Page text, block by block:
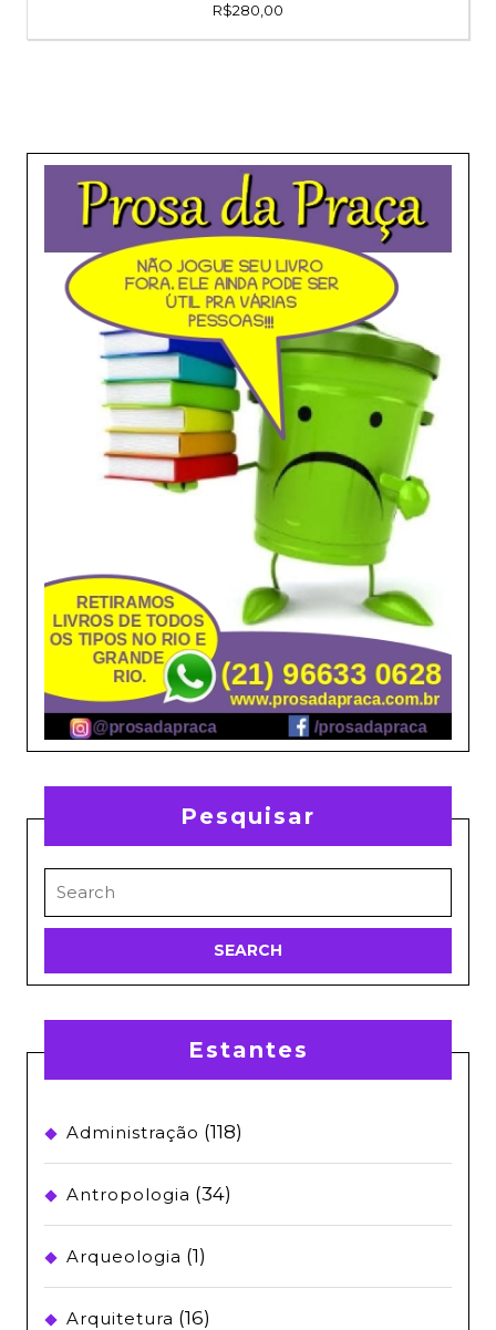
R$280,00
Pesquisar
for:
Estantes
Administração (118)
Antropologia (34)
Arqueologia (1)
Arquitetura (16)